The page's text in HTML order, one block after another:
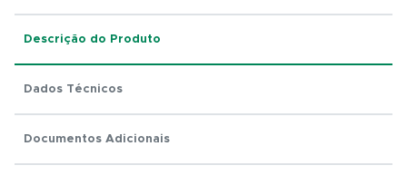
R$ 0,01
Descrição do Produto
Dados Técnicos
Documentos Adicionais